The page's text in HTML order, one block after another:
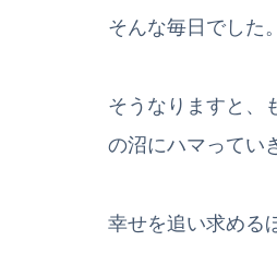
そんな毎日でした。
そうなりますと、
の沼にハマってい
幸せを追い求める